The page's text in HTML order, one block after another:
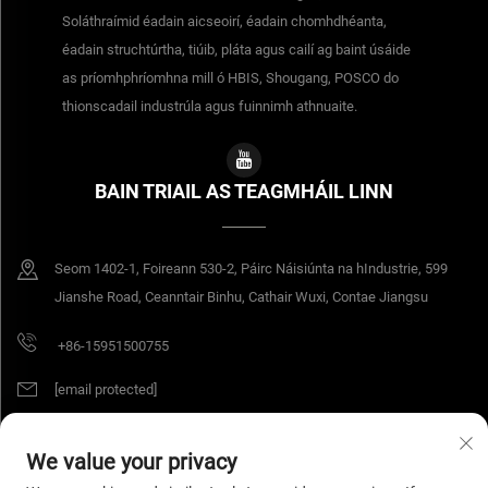
Soláthraímid éadain aicseoirí, éadain chomhdhéanta,
éadain struchtúrtha, tiúib, pláta agus cailí ag baint úsáide
as príomhphríomhna mill ó HBIS, Shougang, POSCO do
thionscadail industrúla agus fuinnimh athnuaite.
BAIN TRIAIL AS TEAGMHÁIL LINN
Seom 1402-1, Foireann 530-2, Páirc Náisiúnta na hIndustrie, 599
Jianshe Road, Ceanntair Binhu, Cathair Wuxi, Contae Jiangsu
+86-15951500755
[email protected]
Cóipcheart © 2026 Jiangsu Yangang Materials Co., Ltd. Gach ceart ar cosaint.
We value your privacy